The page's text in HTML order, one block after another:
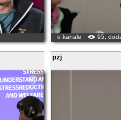
o kanale 95,
pzj